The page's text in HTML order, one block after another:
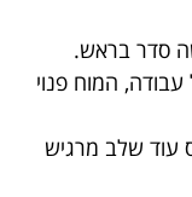
סדר בראש.
המוח פנוי
עוד שלב מרגיש